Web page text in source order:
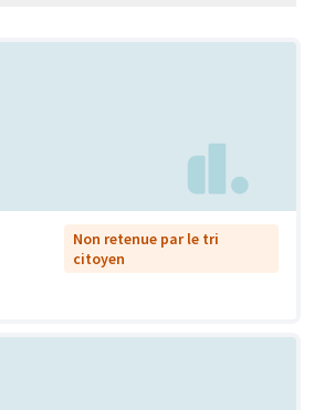
Non retenue par le tri
citoyen